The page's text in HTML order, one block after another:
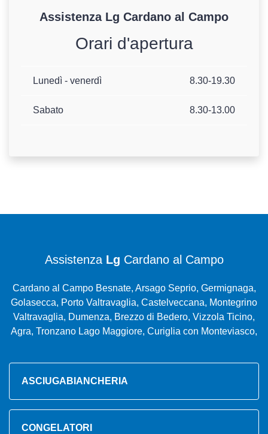
Assistenza Lg Cardano al Campo
Orari d'apertura
Lunedì - venerdì 8.30-19.30
Sabato 8.30-13.00
Assistenza Lg Cardano al Campo
Cardano al Campo Besnate, Arsago Seprio, Germignaga,
Golasecca, Porto Valtravaglia, Castelveccana, Montegrino
Valtravaglia, Dumenza, Brezzo di Bedero, Vizzola Ticino,
Agra, Tronzano Lago Maggiore, Curiglia con Monteviasco,
ASCIUGABIANCHERIA
CONGELATORI